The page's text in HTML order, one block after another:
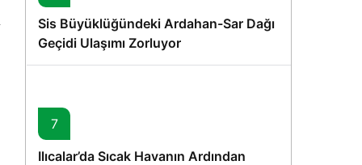
Sis Büyüklüğündeki Ardahan-Sar Dağı
Geçidi Ulaşımı Zorluyor
7
Ilıcalar’da Sıcak Havanın Ardından